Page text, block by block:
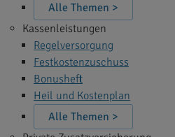
Alle Themen >
Kassenleistungen
Regelversorgung
Festkostenzuschuss
Bonusheft
Heil und Kostenplan
Alle Themen >